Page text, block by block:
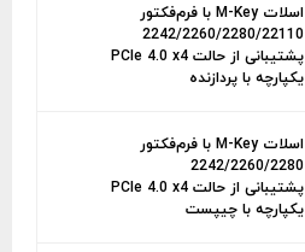
اسلات M-Key با فرم‌فکتور
2242/2260/2280/22110
پشتیبانی از حالت PCIe 4.0 x4
یکپارچه با پردازنده
اسلات M-Key با فرم‌فکتور
2242/2260/2280
پشتیبانی از حالت PCIe 4.0 x4
یکپارچه با چیپست